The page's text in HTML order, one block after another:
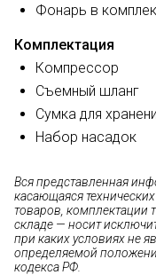
Фонарь в
Комплектация
Компрессор
Съемный шланг
Сумка для
Набор насадок
Вся представленная
касающаяся
товаров, комплектации
складе — носит
при каких условиях не
определяемой
кодекса РФ.